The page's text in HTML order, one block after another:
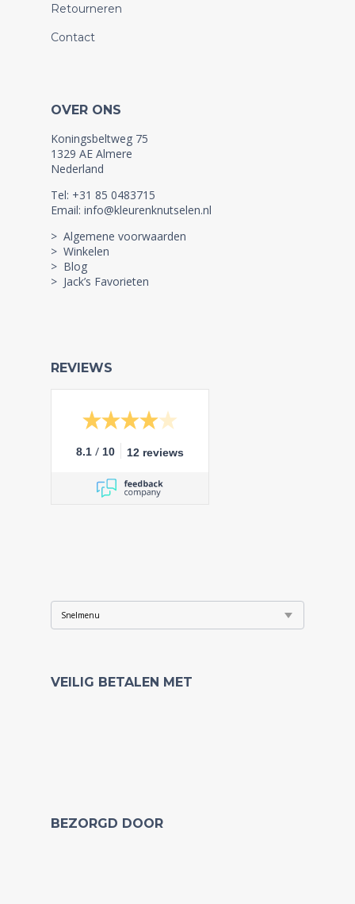
Retourneren
Contact
OVER ONS
Koningsbeltweg 75
1329 AE Almere
Nederland
Tel: +31 85 0483715
Email: info@kleurenknutselen.nl
> Algemene voorwaarden
> Winkelen
> Blog
> Jack’s Favorieten
REVIEWS
8.1 / 10 12 reviews
VEILIG BETALEN MET
BEZORGD DOOR